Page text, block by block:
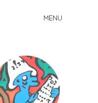
MENU